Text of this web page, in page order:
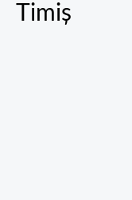
Timiș